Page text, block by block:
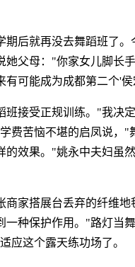
后就再没去舞蹈班了。
她父母："你家女儿脚长
有可能成为成都第二个'
接受正规训练。"我决
费苦恼不堪的启凤说，"
的效果。"姚永中夫妇虽
家搭展台丢弃的纤维地
一种保护作用。"路灯当
应这个露天练功场了。